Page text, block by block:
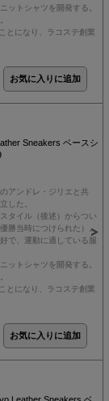
ットシャツを開発する。
とになり、ラコステ創業
Sneakers ベースシ
アンドレ・ジリエと共
した。
タイル（後述）からつい
勝当時につけられた）。
で、運動に適している服
ットシャツを開発する。
とになり、ラコステ創業